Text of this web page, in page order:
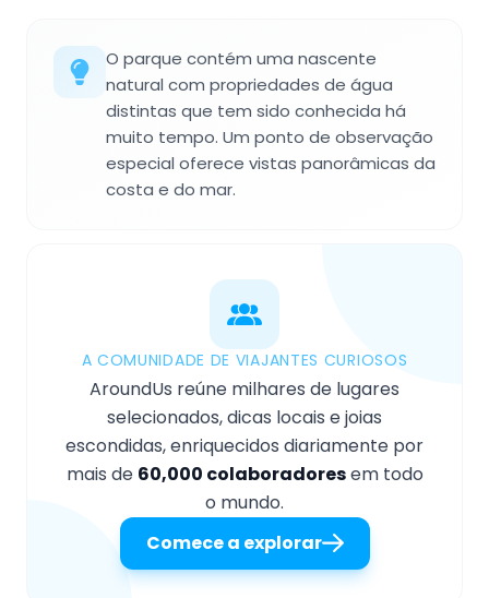
O parque contém uma nascente
natural com propriedades de água
distintas que tem sido conhecida há
muito tempo. Um ponto de observação
especial oferece vistas panorâmicas da
costa e do mar.
A COMUNIDADE DE VIAJANTES CURIOSOS
AroundUs reúne milhares de lugares
selecionados, dicas locais e joias
escondidas, enriquecidos diariamente por
mais de 60,000 colaboradoresem todo
o mundo.
Comece a explorar